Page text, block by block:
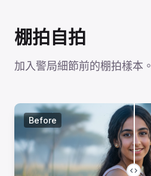
棚拍自拍
加入警局細節前的棚拍樣本。
Before